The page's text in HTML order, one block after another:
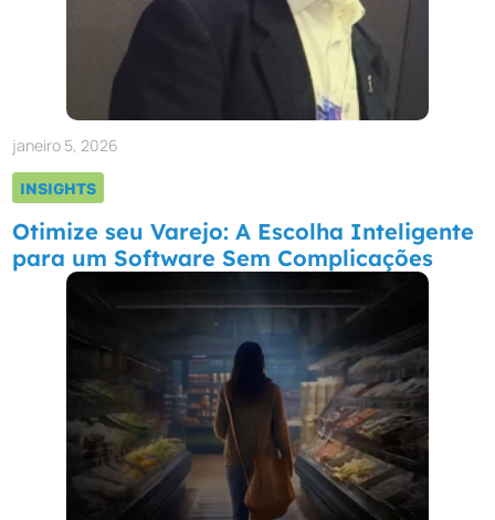
janeiro 5, 2026
INSIGHTS
Otimize seu Varejo: A Escolha Inteligente
para um Software Sem Complicações